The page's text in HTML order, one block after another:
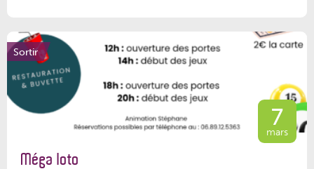
Sortir
7
mars
Méga loto